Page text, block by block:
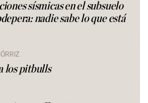
sísmicas en el subsuelo
nadie sabe lo que está
los pitbulls